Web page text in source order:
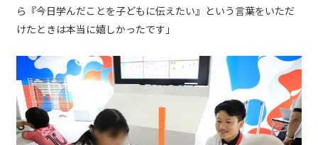
ら『今日学んだことを子どもに伝えたい』という言葉をいただ
けたときは本当に嬉しかったです」